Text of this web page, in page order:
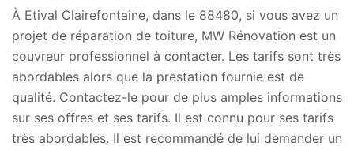
À Etival Clairefontaine, dans le 88480, si vous avez un
projet de réparation de toiture, MW Rénovation est un
couvreur professionnel à contacter. Les tarifs sont très
abordables alors que la prestation fournie est de
qualité. Contactez-le pour de plus amples informations
sur ses offres et ses tarifs. Il est connu pour ses tarifs
très abordables. Il est recommandé de lui demander un